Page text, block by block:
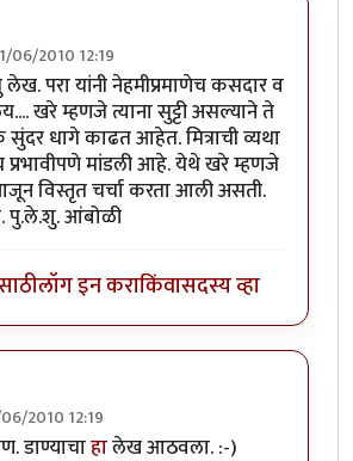
06/2010 12:19
परा यांनी नेहमीप्रमाणेच कसदार व
खरे म्हणजे त्याना सुट्टी असल्याने ते
धागे काढत आहेत. मित्राची व्यथा
प्रभावीपणे मांडली आहे. येथे खरे म्हणजे
विस्तृत चर्चा करता आली असती.
पु.ले.शु. आंबोळी
लॉग इन कराकिंवासदस्य व्हा
2010 12:19
डाण्याचाहालेख आठवला. :-)